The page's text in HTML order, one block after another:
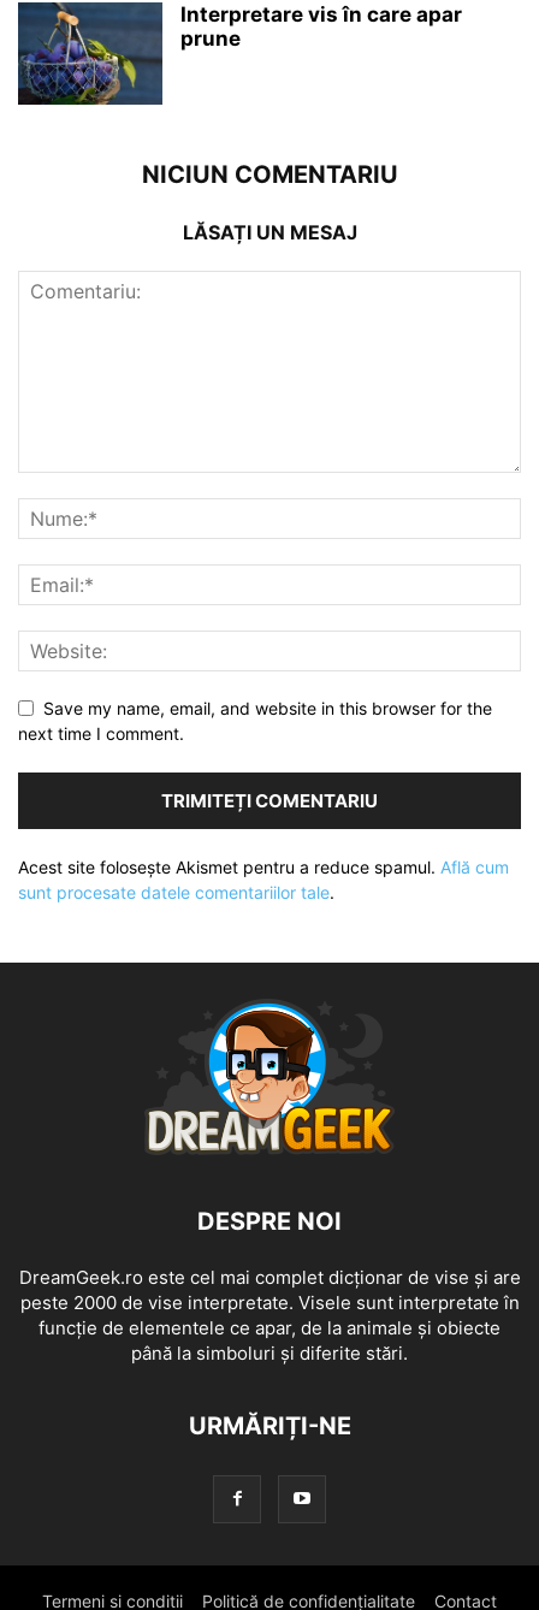
Interpretare vis în care apar
prune
NICIUN COMENTARIU
LĂSAȚI UN MESAJ
Save my name, email, and website in this browser for the
next time I comment.
Acest site folosește Akismet pentru a reduce spamul. Află cum
sunt procesate datele comentariilor tale.
DESPRE NOI
DreamGeek.ro este cel mai complet dicționar de vise și are
peste 2000 de vise interpretate. Visele sunt interpretate în
funcție de elementele ce apar, de la animale și obiecte
până la simboluri și diferite stări.
URMĂRIȚI-NE
Termeni si conditii Politică de confidențialitate Contact